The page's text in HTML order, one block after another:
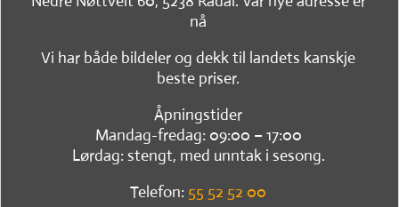
nå
Vi har både bildeler og dekk til landets kanskje
beste priser.
Åpningstider
Mandag-fredag: 09:00 – 17:00
Lørdag: stengt, med unntak i sesong.
Telefon: 55 52 52 00